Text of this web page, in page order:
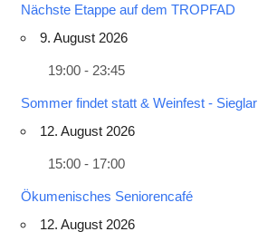
Nächste Etappe auf dem TROPFAD
9. August 2026
19:00 - 23:45
Sommer findet statt & Weinfest - Sieglar
12. August 2026
15:00 - 17:00
Ökumenisches Seniorencafé
12. August 2026